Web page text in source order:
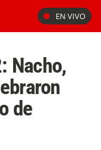
EN VIVO
Nacho,
de